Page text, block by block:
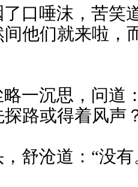
口唾沫，苦笑
间他们就来啦，
一沉思，问道
路或得着风声
舒沧道：“没有